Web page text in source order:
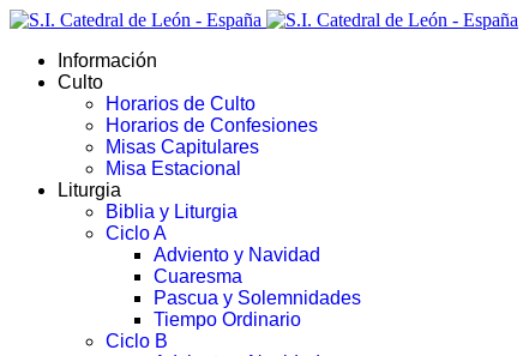
Información
Culto
Horarios de Culto
Horarios de Confesiones
Misas Capitulares
Misa Estacional
Liturgia
Biblia y Liturgia
Ciclo A
Adviento y Navidad
Cuaresma
Pascua y Solemnidades
Tiempo Ordinario
Ciclo B